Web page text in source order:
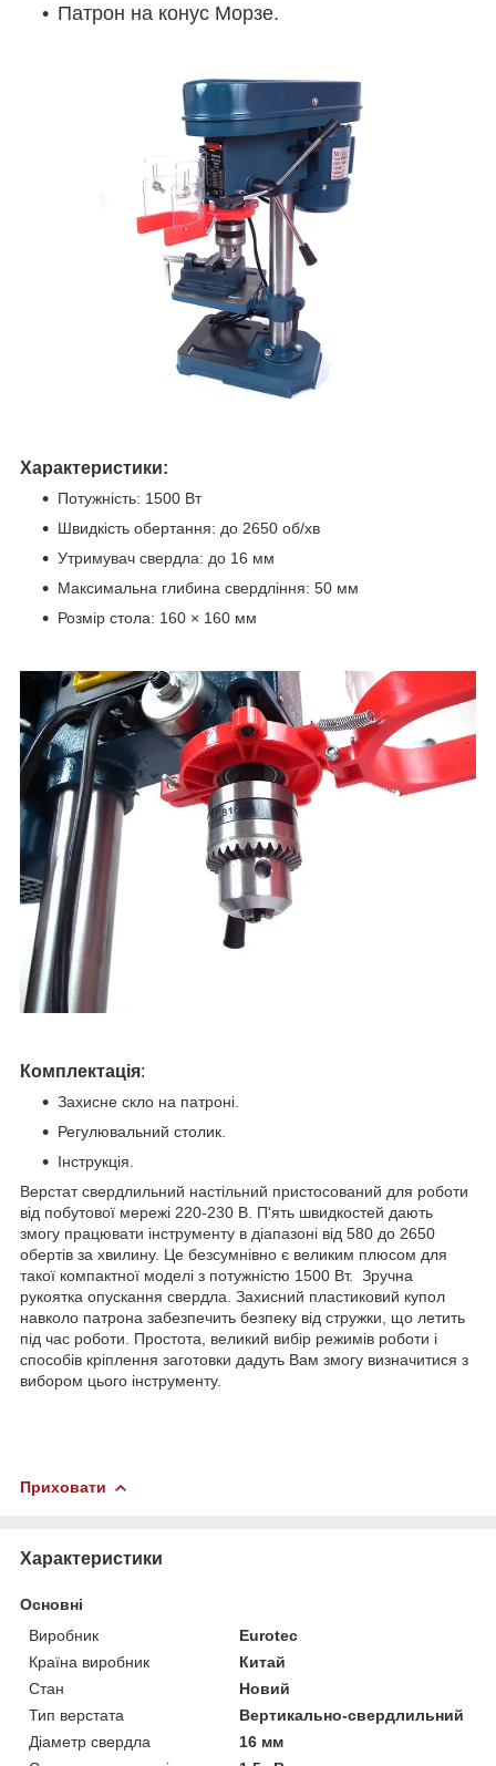
Патрон на конус Морзе.
Характеристики:
Потужність: 1500 Вт
Швидкість обертання: до 2650 об/хв
Утримувач свердла: до 16 мм
Максимальна глибина свердління: 50 мм
Розмір стола: 160 × 160 мм
Комплектація:
Захисне скло на патроні.
Регулювальний столик.
Інструкція.
Верстат свердлильний настільний пристосований для роботи
від побутової мережі 220-230 В. П'ять швидкостей дають
змогу працювати інструменту в діапазоні від 580 до 2650
обертів за хвилину. Це безсумнівно є великим плюсом для
такої компактної моделі з потужністю 1500 Вт. Зручна
рукоятка опускання свердла. Захисний пластиковий купол
навколо патрона забезпечить безпеку від стружки, що летить
під час роботи. Простота, великий вибір режимів роботи і
способів кріплення заготовки дадуть Вам змогу визначитися з
вибором цього інструменту.
Приховати
Характеристики
Основні
Виробник
Eurotec
Країна виробник
Китай
Стан
Новий
Тип верстата
Вертикально-свердлильний
Діаметр свердла
16 мм